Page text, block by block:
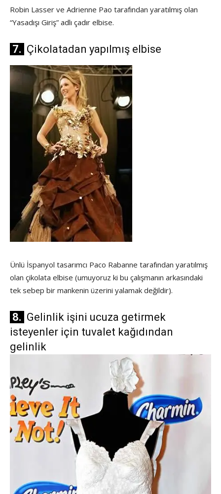
Robin Lasser ve Adrienne Pao tarafından yaratılmış olan
“Yasadışı Giriş” adlı çadır elbise.
7. Çikolatadan yapılmış elbise
Ünlü İspanyol tasarımcı Paco Rabanne tarafından yaratılmış
olan çikolata elbise (umuyoruz ki bu çalışmanın arkasındaki
tek sebep bir mankenin üzerini yalamak değildir).
8. Gelinlik işini ucuza getirmek
isteyenler için tuvalet kağıdından
gelinlik